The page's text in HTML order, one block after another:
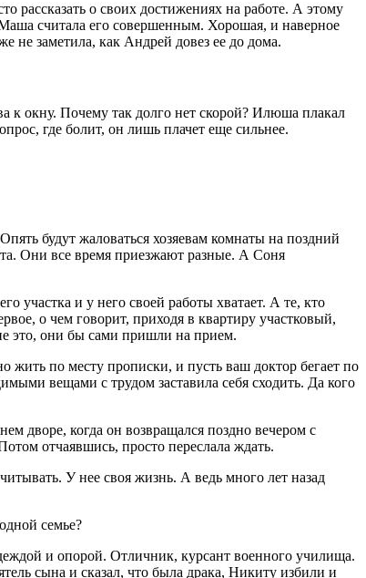
о своих достижениях на работе. А этому
считала его совершенным. Хорошая, и наверное
заметила, как Андрей довез ее до дома.
к окну. Почему так долго нет скорой? Илюша плакал
где болит, он лишь плачет еще сильнее.
будут жаловаться хозяевам комнаты на поздний
Они все время приезжают разные. А Соня
участка и у него своей работы хватает. А те, кто
о чем говорит, приходя в квартиру участковый,
это, они бы сами пришли на прием.
жить по месту прописки, и пусть ваш доктор бегает по
вещами с трудом заставила себя сходить. Да кого
дворе, когда он возвращался поздно вечером с
отчаявшись, просто переслала ждать.
У нее своя жизнь. А ведь много лет назад
семье?
и опорой. Отличник, курсант военного училища.
сына и сказал, что была драка, Никиту избили и